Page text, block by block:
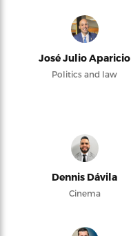
José Julio Aparicio
Politics and law
Dennis Dávila
Cinema